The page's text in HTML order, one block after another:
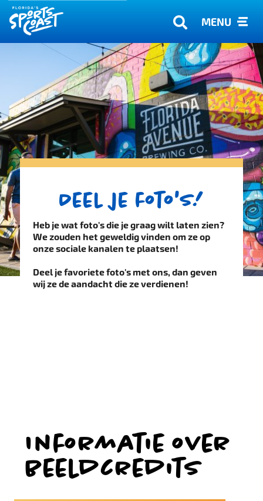
MENU
Deel je foto's!
Heb je wat foto's die je graag wilt laten zien?
We zouden het geweldig vinden om ze op
onze sociale kanalen te plaatsen!
Deel je favoriete foto's met ons, dan geven
wij ze de aandacht die ze verdienen!
Informatie over
beeldcredits